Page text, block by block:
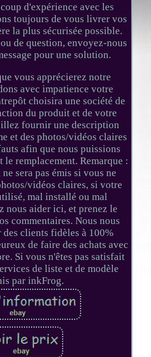
d'expérience avec les
toujours de vous livrer vos
la plus sécurisée possible.
de question, envoyez-nous
pour une solution.
vous apprécierez notre
avec impatience votre
choisira une société de
du produit et de votre
fournir une description
et des photos/vidéos claires
afin que nous puissions
le remplacement. Remarque :
sera pas émis si vous ne
vidéos claires, si votre
mal installé ou mal
nous aider ici, et prenez le
commentaires. Nous nous
clients fidèles à 100%
de faire des achats avec
Si vous n'êtes pas satisfait
de liste et de modèle
par inkFrog.